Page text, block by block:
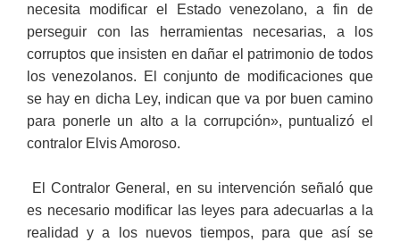
necesita modificar el Estado venezolano, a fin de
perseguir con las herramientas necesarias, a los
corruptos que insisten en dañar el patrimonio de todos
los venezolanos. El conjunto de modificaciones que
se hay en dicha Ley, indican que va por buen camino
para ponerle un alto a la corrupción», puntualizó el
contralor Elvis Amoroso.
El Contralor General, en su intervención señaló que
es necesario modificar las leyes para adecuarlas a la
realidad y a los nuevos tiempos, para que así se